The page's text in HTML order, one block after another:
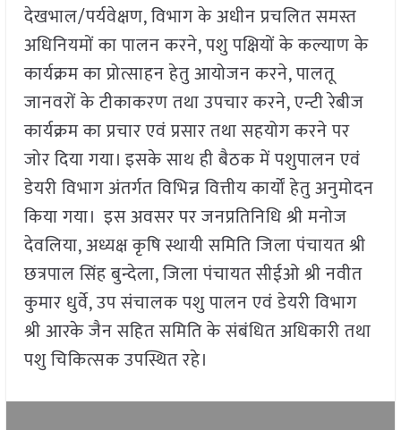
देखभाल/पर्यवेक्षण, विभाग के अधीन प्रचलित समस्त
अधिनियमों का पालन करने, पशु पक्षियों के कल्याण के
कार्यक्रम का प्रोत्साहन हेतु आयोजन करने, पालतू
जानवरों के टीकाकरण तथा उपचार करने, एन्टी रेबीज
कार्यक्रम का प्रचार एवं प्रसार तथा सहयोग करने पर
जोर दिया गया। इसके साथ ही बैठक में पशुपालन एवं
डेयरी विभाग अंतर्गत विभिन्न वित्तीय कार्यों हेतु अनुमोदन
किया गया। इस अवसर पर जनप्रतिनिधि श्री मनोज
देवलिया, अध्यक्ष कृषि स्थायी समिति जिला पंचायत श्री
छत्रपाल सिंह बुन्देला, जिला पंचायत सीईओ श्री नवीत
कुमार धुर्वे, उप संचालक पशु पालन एवं डेयरी विभाग
श्री आरके जैन सहित समिति के संबंधित अधिकारी तथा
पशु चिकित्सक उपस्थित रहे।